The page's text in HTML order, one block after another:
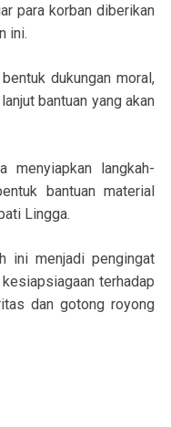
para korban diberikan
ini.
dukungan moral,
bantuan yang akan
menyiapkan langkah-
bantuan material
Lingga.
ini menjadi pengingat
terhadap
dan gotong royong